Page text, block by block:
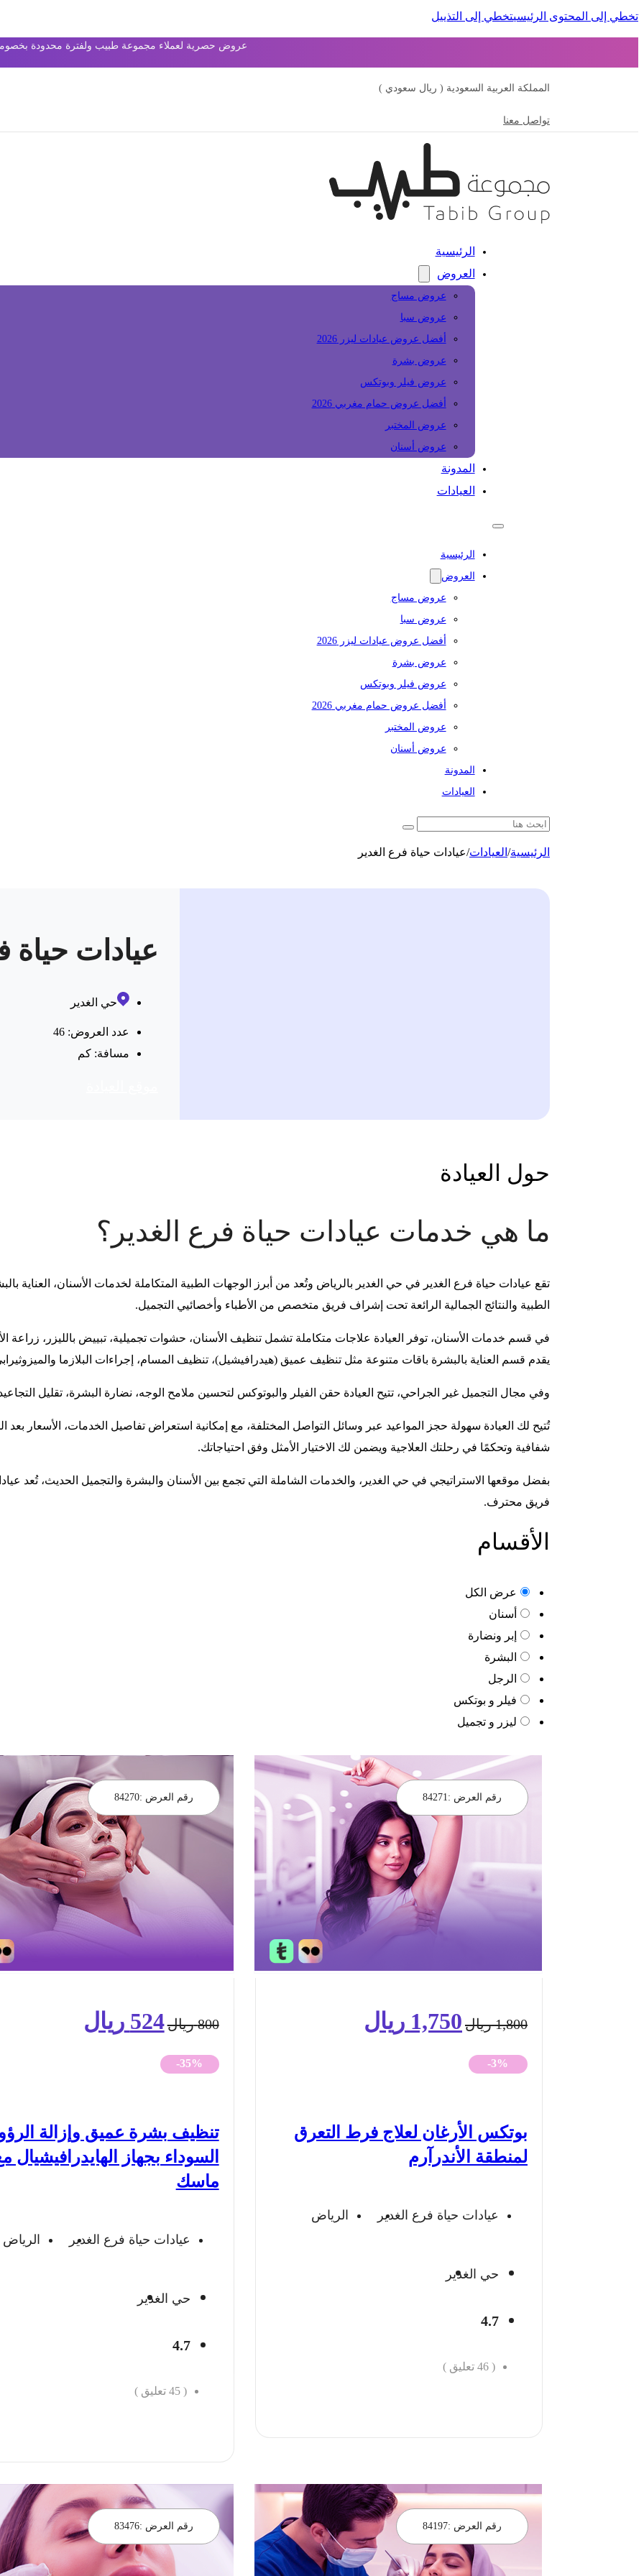
تخطي إلى المحتوى الرئيسيتخطي إلى التذييل
عروض حصرية لعملاء مجموعة طبيب ولفترة محدودة بخصومات
المملكة العربية السعودية ( ريال سعودي )
تواصل معنا
الرئيسية
العروض
عروض مساج
عروض سبا
أفضل عروض عيادات ليزر 2026
عروض بشرة
عروض فيلر وبوتكس
أفضل عروض حمام مغربي 2026
عروض المختبر
عروض أسنان
المدونة
العيادات
الرئيسية
العروض
عروض مساج
عروض سبا
أفضل عروض عيادات ليزر 2026
عروض بشرة
عروض فيلر وبوتكس
أفضل عروض حمام مغربي 2026
عروض المختبر
عروض أسنان
المدونة
العيادات
الرئيسية/ العيادات/عيادات حياة فرع الغدير
عيادات حياة
حي الغدير
عدد العروض: 46
مسافة:كم
حول العيادة
ما هي خدمات عيادات حياة فرع الغدير؟
تقع عيادات حياة فرع الغدير في حي الغدير بالرياض وتُعد من أبرز الوجهات الطبية المتكاملة لخدمات الأسنان، العناية
الطبية والنتائج الجمالية الرائعة تحت إشراف فريق متخصص من الأطباء وأخصائيي التجميل.
في قسم خدمات الأسنان، توفر العيادة علاجات متكاملة تشمل تنظيف الأسنان، حشوات تجميلية، تبييض بالليزر،
يقدم قسم العناية بالبشرة باقات متنوعة مثل تنظيف عميق (هيدرافيشيل)، تنظيف المسام، إجراءات البلازما
وفي مجال التجميل غير الجراحي، تتيح العيادة حقن الفيلر والبوتوكس لتحسين ملامح الوجه، نضارة البشرة، تقليل
تُتيح لك العيادة سهولة حجز المواعيد عبر وسائل التواصل المختلفة، مع إمكانية استعراض تفاصيل الخدمات، الأسعار
شفافية وتحكمًا في رحلتك العلاجية ويضمن لك الاختيار الأمثل وفق احتياجاتك.
بفضل موقعها الاستراتيجي في حي الغدير، والخدمات الشاملة التي تجمع بين الأسنان والبشرة والتجميل الحديث، تُعد
فريق محترف.
الأقسام
عرض الكل
أسنان
إبر ونضارة
البشرة
الرجل
فيلر و بوتكس
ليزر و تجميل
رقم العرض :84271
1,800 ريال السعر
1,800 ريال.
1,750 ريال
1,750 ريال.
-3%
بوتكس الأرغان لعلاج فرط التعرق
لمنطقة الأندرآرم
عيادات حياة فرع الغدير الرياض
حي الغدير
4.7
(
46 تعليق )
رقم العرض :84270
800 ريالالسعر
الأصلي
800 ريال.
524 ريال
524 ريال.
-35%
تنظيف بشرة عميق وإزالة
السوداء بجهاز الهايدرافيشيال
ماسك
عيادات حياة فرع الغدير الرياض
حي الغدير
4.7
(
45 تعليق )
رقم العرض :84197 رقم العرض :83476